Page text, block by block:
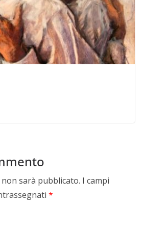
sarà pubblicato. I campi
*